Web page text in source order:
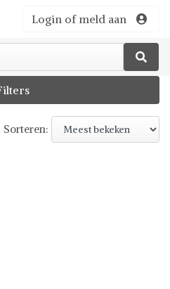
Login of meld aan
Sorteren: